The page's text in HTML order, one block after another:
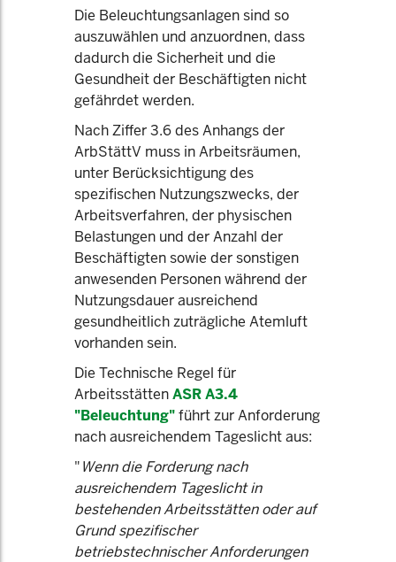
Die Beleuchtungsanlagen sind so
auszuwählen und anzuordnen, dass
dadurch die Sicherheit und die
Gesundheit der Beschäftigten nicht
gefährdet werden.
Nach Ziffer 3.6 des Anhangs der
ArbStättV muss in Arbeitsräumen,
unter Berücksichtigung des
spezifischen Nutzungszwecks, der
Arbeitsverfahren, der physischen
Belastungen und der Anzahl der
Beschäftigten sowie der sonstigen
anwesenden Personen während der
Nutzungsdauer ausreichend
gesundheitlich zuträgliche Atemluft
vorhanden sein.
Die Technische Regel für
ArbeitsstättenASR A3.4
"Beleuchtung"führt zur Anforderung
nach ausreichendem Tageslicht aus:
"Wenn die Forderung nach
ausreichendem Tageslicht in
bestehenden Arbeitsstätten oder auf
Grund spezifischer
betriebstechnischer Anforderungen